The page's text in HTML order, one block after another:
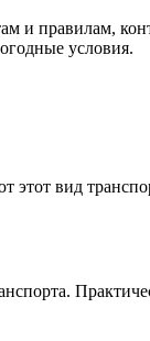
и правилам,
условия.
этот вид